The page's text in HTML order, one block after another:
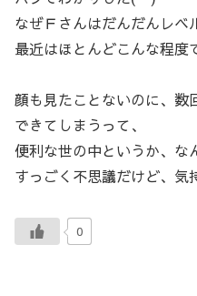
なぜＦさんはだんだんレベ
最近はほとんどこんな程度
顔も見たことないのに、数
できてしまうって、
便利な世の中というか、な
すっごく不思議だけど、気
0